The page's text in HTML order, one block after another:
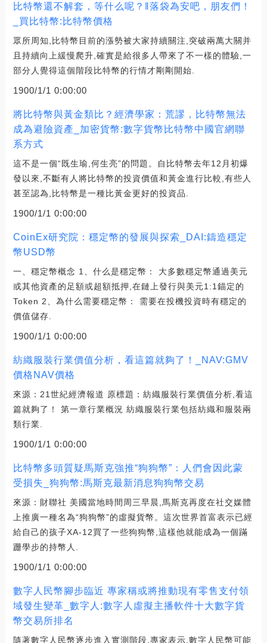
比特幣還不解套，等什么呢？‖落袋為安吧，朋友們！
_買比特幣:比特幣價格
眾所周知,比特幣目前的漲勢被大家持續關注,突破兩萬大關并
且持續向上緩慢爬升,確實是給很多人帶來了不一樣的體驗,一
部分人覺得這個階段比特幣的行情才剛剛開始.
1900/1/1 0:00:00
將比特幣與黃金類比？經濟學家：荒謬，比特幣無法
成為避險資產_加密貨幣:數字貨幣比特幣中國官網聯
系方式
這不是一個“既生瑜,何生亮”的問題。自比特幣去年12月初爆
發以來,不斷有人將比特幣的投資價值和黃金進行比較,有些人
甚至認為,比特幣是一種比黃金更好的投資品.
1900/1/1 0:00:00
CoinEx研究院：穩定幣的發展與探索_DAI:鑄造穩定
幣USD幣
一、穩定幣概念 1、什么是穩定幣： 大多數穩定幣通過美元
或其他資產的足額或超額抵押,在鏈上發行與美元1:1錨定的
Token 2、為什么需要穩定幣： 需要在投機投資時有穩定的
價值儲存.
1900/1/1 0:00:00
紡織服裝行業價值分析，看這篇就夠了！_NAV:GMV
價格NAV價格
來源：21世紀經濟報道 原標題：紡織服裝行業價值分析,看這
篇就夠了！ 第一章行業概況 紡織服裝行業包括紡織和服裝兩
類行業.
1900/1/1 0:00:00
比特幣多頭質疑馬斯克強推“狗狗幣”：人們會因此蒙
受損失_狗狗幣:馬斯克最新消息狗狗幣交易
來源：財聯社 美國當地時間周三早晨,馬斯克再度在社交媒體
上推廣一種名為“狗狗幣”的虛擬貨幣。這次世界首富表示已經
給自己的孩子XA-12買了一些狗狗幣,這樣他就能成為一個蹣
跚學步的持幣人.
1900/1/1 0:00:00
數字人民幣腳步臨近 專家稱或將推動現有零售支付領
域發生變革_數字人:數字人虛擬主播軟件十大數字貨
幣交易所排名
隨著數字人民幣逐步進入實測階段,專家表示,數字人民幣可能